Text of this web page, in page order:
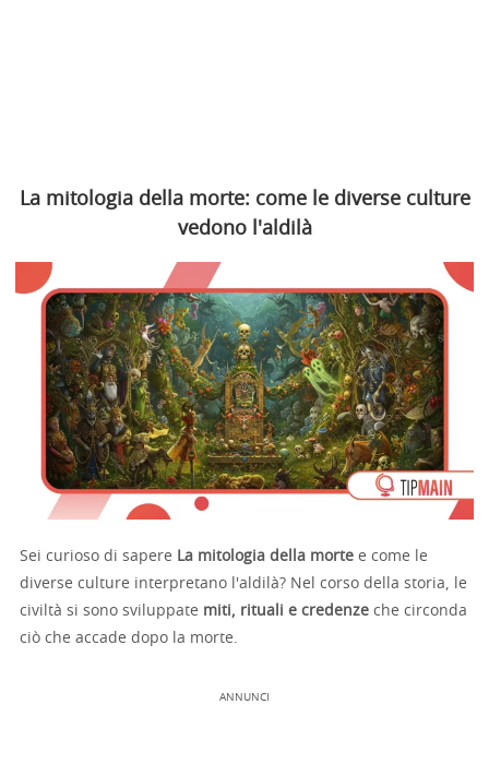
La mitologia della morte: come le diverse culture
vedono l'aldilà
Sei curioso di sapere La mitologia della morte e come le
diverse culture interpretano l'aldilà? Nel corso della storia, le
civiltà si sono sviluppate miti, rituali e credenze che circonda
ciò che accade dopo la morte.
ANNUNCI